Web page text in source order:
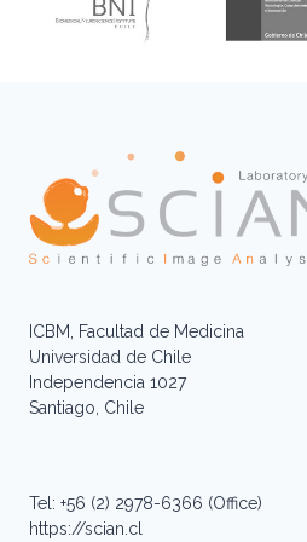
ICBM, Facultad de Medicina
Universidad de Chile
Independencia 1027
Santiago, Chile
Tel: +56 (2) 2978-6366 (Office)
https://scian.cl